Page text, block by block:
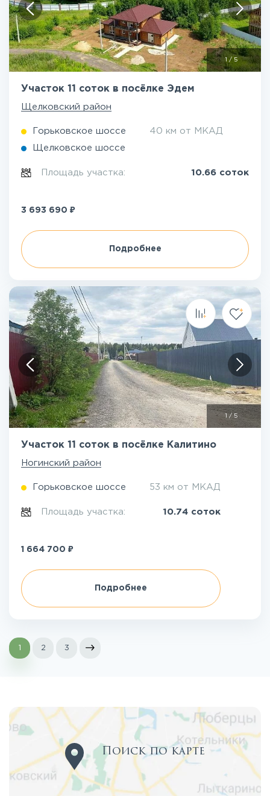
1 / 5
Участок 11 соток в посёлке Эдем
Щелковский район
Горьковское шоссе 40 км от МКАД
Щелковское шоссе
Площадь участка: 10.66 соток
3 693 690 ₽
Подробнее
1 / 5
Участок 11 соток в посёлке Калитино
Ногинский район
Горьковское шоссе 53 км от МКАД
Площадь участка: 10.74 соток
1 664 700 ₽
Подробнее
1 2 3
Поиск по карте